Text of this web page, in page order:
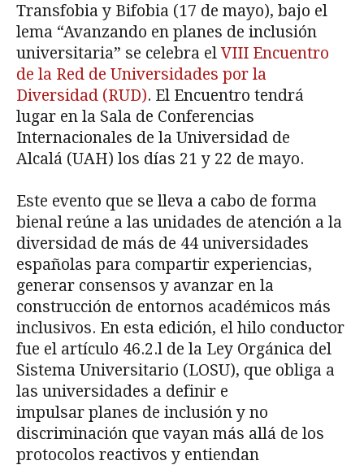
Transfobia y Bifobia (17 de mayo), bajo el
lema “Avanzando en planes de inclusión
universitaria” se celebra elVIII Encuentro
de la Red de Universidades por la
Diversidad (RUD). El Encuentro tendrá
lugar en la Sala de Conferencias
Internacionales de la Universidad de
Alcalá (UAH) los días 21 y 22 de mayo.
Este evento que se lleva a cabo de forma
bienal reúne a las unidades de atención a la
diversidad de más de 44 universidades
españolas para compartir experiencias,
generar consensos y avanzar en la
construcción de entornos académicos más
inclusivos. En esta edición, el hilo conductor
fue el artículo 46.2.l de la Ley Orgánica del
Sistema Universitario (LOSU), que obliga a
las universidades a definir e
impulsar planes de inclusión y no
discriminación que vayan más allá de los
protocolos reactivos y entiendan